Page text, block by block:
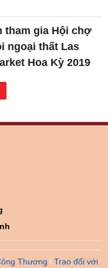
tham gia Hội chợ
ngoại thất Las
Hoa Kỳ 2019
Thương
Trao đổi với